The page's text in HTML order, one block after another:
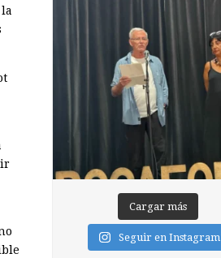
Cargar más
Seguir en Instagram